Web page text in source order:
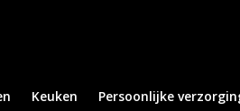
Keuken Persoonlijke